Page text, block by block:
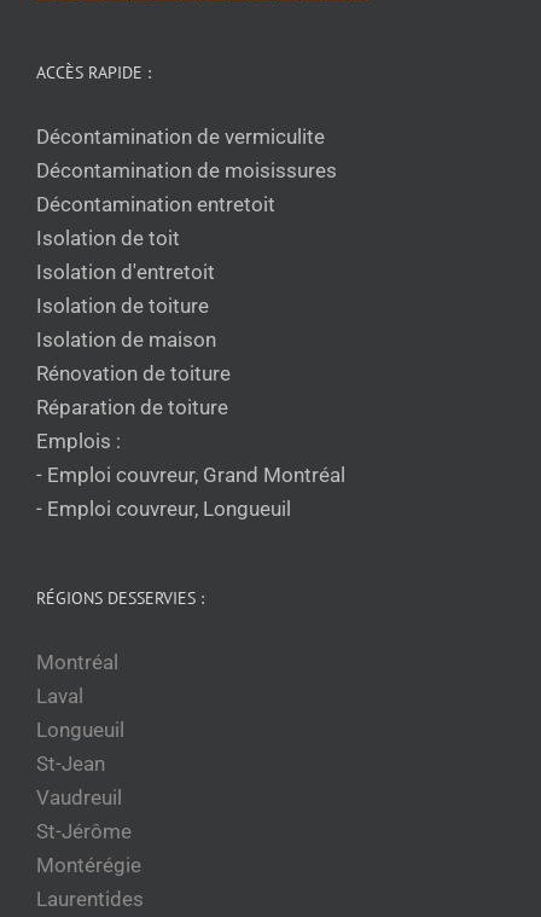
ACCÈS RAPIDE :
Décontamination de vermiculite
Décontamination de moisissures
Décontamination entretoit
Isolation de toit
Isolation d'entretoit
Isolation de toiture
Isolation de maison
Rénovation de toiture
Réparation de toiture
Emplois :
- Emploi couvreur, Grand Montréal
- Emploi couvreur, Longueuil
RÉGIONS DESSERVIES :
Montréal
Laval
Longueuil
St-Jean
Vaudreuil
St-Jérôme
Montérégie
Laurentides